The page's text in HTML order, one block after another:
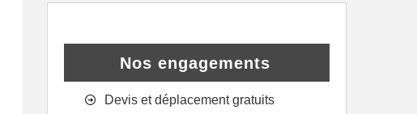
Nos engagements
Devis et déplacement gratuits